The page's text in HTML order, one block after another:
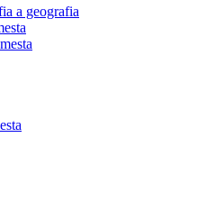
a geografia